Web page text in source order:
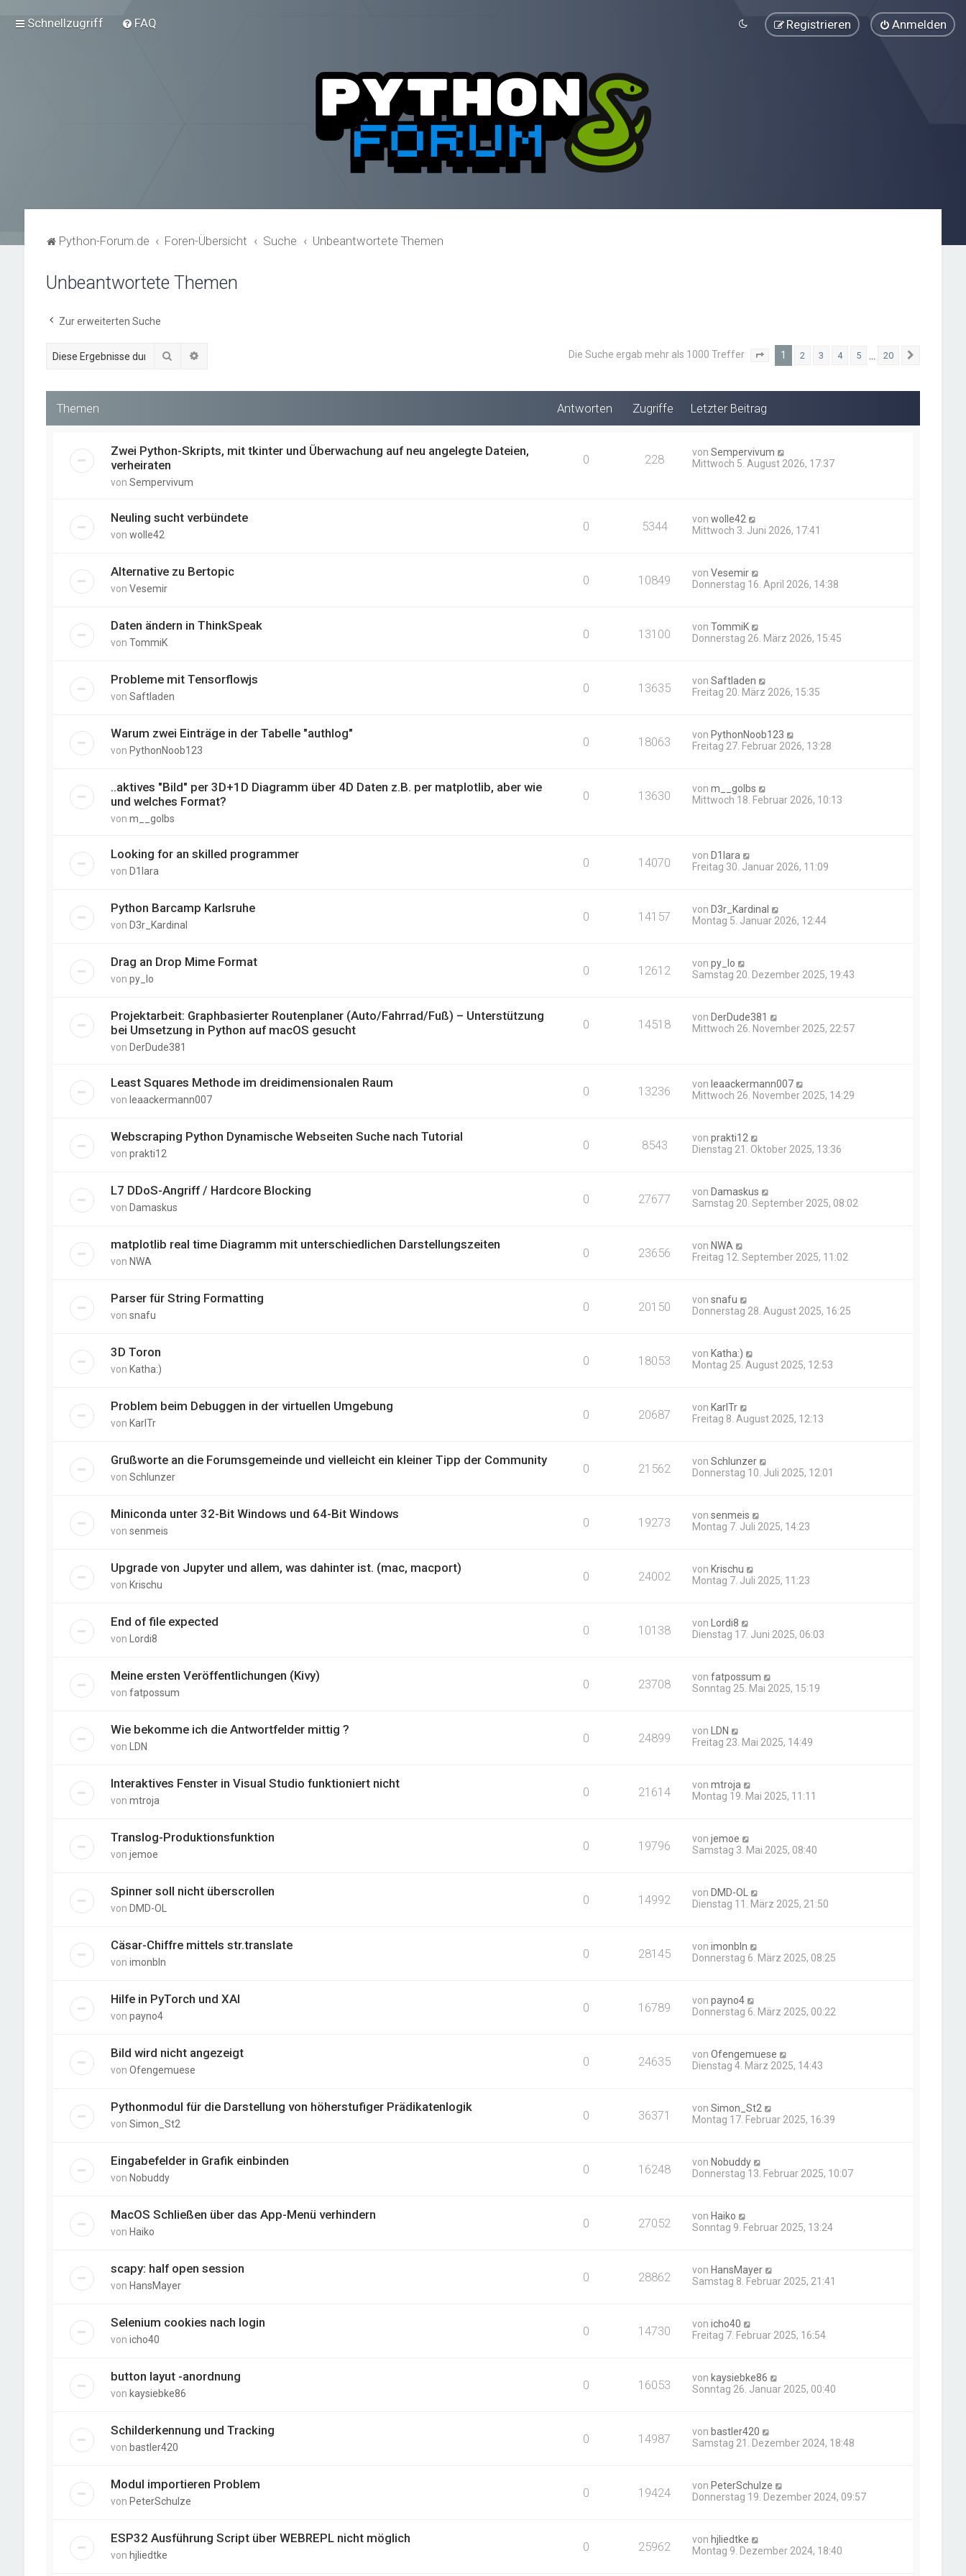
Schnellzugriff FAQ Anmelden
Registrieren
Python-Forum.de Foren-Übersicht Suche Unbeantwortete Themen
Unbeantwortete Themen
Zur erweiterten Suche
Suche Die Suche ergab mehr als 1000 Treffer Seite von 20
1 2 3 4 5 20
Themen Antworten Zugriffe Letzter Beitrag
Zwei Python-Skripts, mit tkinter und Überwachung auf neu angelegte Dateien,
verheiraten
von Sempervivum
0 228 vonSempervivum
Mittwoch 5. August 2026, 17:37
Neuling sucht verbündete
von wolle42
0 5344 vonwolle42
Mittwoch 3. Juni 2026, 17:41
Alternative zu Bertopic
von Vesemir
0 10849 vonVesemir
Donnerstag 16. April 2026, 14:38
Daten ändern in ThinkSpeak
von TommiK
0 13100 vonTommiK
Donnerstag 26. März 2026, 15:45
Probleme mit Tensorflowjs
von Saftladen
0 13635 vonSaftladen
Freitag 20. März 2026, 15:35
Warum zwei Einträge in der Tabelle "authlog"
von PythonNoob123
0 18063 von PythonNoob123
Freitag 27. Februar 2026, 13:28
..aktives "Bild" per 3D+1D Diagramm über 4D Daten z.B. per matplotlib, aber wie
und welches Format?
von m__golbs
0 13630 vonm__golbs
Mittwoch 18. Februar 2026, 10:13
Looking for an skilled programmer
von D1lara
0 14070 von D1lara
Freitag 30. Januar 2026, 11:09
Python Barcamp Karlsruhe
von D3r_Kardinal
0 14157 von D3r_Kardinal
Montag 5. Januar 2026, 12:44
Drag an Drop Mime Format
von py_lo
0 12612 vonpy_lo
Samstag 20. Dezember 2025, 19:43
Projektarbeit: Graphbasierter Routenplaner (Auto/Fahrrad/Fuß) – Unterstützung
bei Umsetzung in Python auf macOS gesucht
von DerDude381
0 14518 von DerDude381
Mittwoch 26. November 2025, 22:57
Least Squares Methode im dreidimensionalen Raum
von leaackermann007
0 13236 von leaackermann007
Mittwoch 26. November 2025, 14:29
Webscraping Python Dynamische Webseiten Suche nach Tutorial
von prakti12
0 8543 vonprakti12
Dienstag 21. Oktober 2025, 13:36
L7 DDoS-Angriff / Hardcore Blocking
von Damaskus
0 27677 von Damaskus
Samstag 20. September 2025, 08:02
matplotlib real time Diagramm mit unterschiedlichen Darstellungszeiten
von NWA
0 23656 von NWA
Freitag 12. September 2025, 11:02
Parser für String Formatting
von snafu
0 20150 vonsnafu
Donnerstag 28. August 2025, 16:25
3D Toron
von Katha:)
0 18053 von Katha:)
Montag 25. August 2025, 12:53
Problem beim Debuggen in der virtuellen Umgebung
von KarlTr
0 20687 von KarlTr
Freitag 8. August 2025, 12:13
Grußworte an die Forumsgemeinde und vielleicht ein kleiner Tipp der Community
von Schlunzer
0 21562 vonSchlunzer
Donnerstag 10. Juli 2025, 12:01
Miniconda unter 32-Bit Windows und 64-Bit Windows
von senmeis
0 19273 vonsenmeis
Montag 7. Juli 2025, 14:23
Upgrade von Jupyter und allem, was dahinter ist. (mac, macport)
von Krischu
0 24002 von Krischu
Montag 7. Juli 2025, 11:23
End of file expected
von Lordi8
0 10138 von
Lordi8
Dienstag 17. Juni 2025, 06:03
Meine ersten Veröffentlichungen (Kivy)
von fatpossum
0 23708 vonfatpossum
Sonntag 25. Mai 2025, 15:19
Wie bekomme ich die Antwortfelder mittig ?
von LDN
0 24899 von
LDN
Freitag 23. Mai 2025, 14:49
Interaktives Fenster in Visual Studio funktioniert nicht
von mtroja
0 21614 vonmtroja
Montag 19. Mai 2025, 11:11
Translog-Produktionsfunktion
von jemoe
0 19796 vonjemoe
Samstag 3. Mai 2025, 08:40
Spinner soll nicht überscrollen
von DMD-OL
0 14992 von DMD-OL
Dienstag 11. März 2025, 21:50
Cäsar-Chiffre mittels str.translate
von imonbln
0 28145 vonimonbln
Donnerstag 6. März 2025, 08:25
Hilfe in PyTorch und XAI
von payno4
0 16789 vonpayno4
Donnerstag 6. März 2025, 00:22
Bild wird nicht angezeigt
von Ofengemuese
0 24635 vonOfengemuese
Dienstag 4. März 2025, 14:43
Pythonmodul für die Darstellung von höherstufiger Prädikatenlogik
von Simon_St2
0 36371 vonSimon_St2
Montag 17. Februar 2025, 16:39
Eingabefelder in Grafik einbinden
von Nobuddy
0 16248 von Nobuddy
Donnerstag 13. Februar 2025, 10:07
MacOS Schließen über das App-Menü verhindern
von Haiko
0 27052 von Haiko
Sonntag 9. Februar 2025, 13:24
scapy: half open session
von HansMayer
0 28862 von HansMayer
Samstag 8. Februar 2025, 21:41
Selenium cookies nach login
von icho40
0 14730 vonicho40
Freitag 7. Februar 2025, 16:54
button layut -anordnung
von kaysiebke86
0 16053 von kaysiebke86
Sonntag 26. Januar 2025, 00:40
Schilderkennung und Tracking
von bastler420
0 14987 von bastler420
Samstag 21. Dezember 2024, 18:48
Modul importieren Problem
von PeterSchulze
0 19424 von PeterSchulze
Donnerstag 19. Dezember 2024, 09:57
ESP32 Ausführung Script über WEBREPL nicht möglich
von hjliedtke
0 25962 von hjliedtke
Montag 9. Dezember 2024, 18:40